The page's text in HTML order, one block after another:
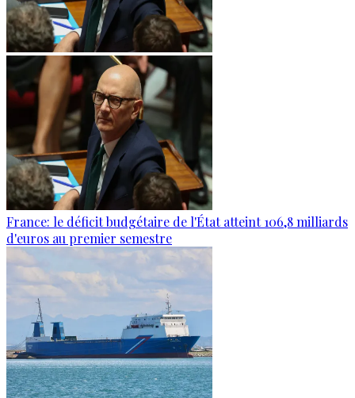
France: le déficit budgétaire de l'État atteint 106,8 milliards
d'euros au premier semestre